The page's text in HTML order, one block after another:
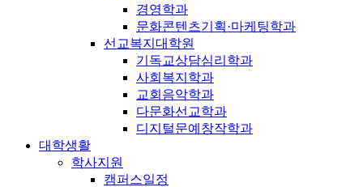
경영학과
문화콘텐츠기획·마케팅학과
선교복지대학원
기독교상담심리학과
사회복지학과
교회음악학과
다문화선교학과
디지털문예창작학과
대학생활
학사지원
캠퍼스일정